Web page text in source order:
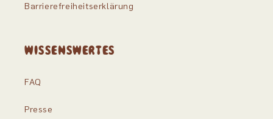
Barrierefreiheitserklärung
WISSENSWERTES
FAQ
Presse